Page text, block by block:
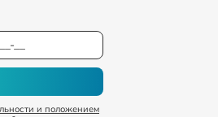
и положением